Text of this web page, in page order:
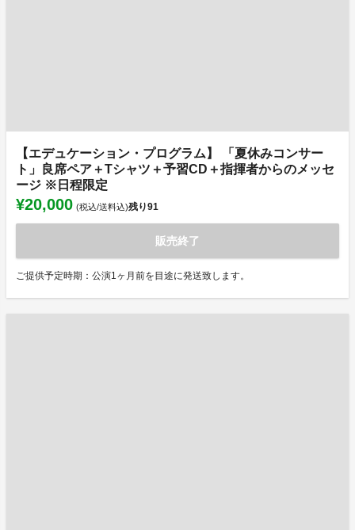
【エデュケーション・プログラム】 「夏休みコンサー
ト」良席ペア＋Tシャツ＋予習CD＋指揮者からのメッセ
ージ ※日程限定
¥20,000 (税込/送料込)残り91
販売終了
ご提供予定時期：公演1ヶ月前を目途に発送致します。